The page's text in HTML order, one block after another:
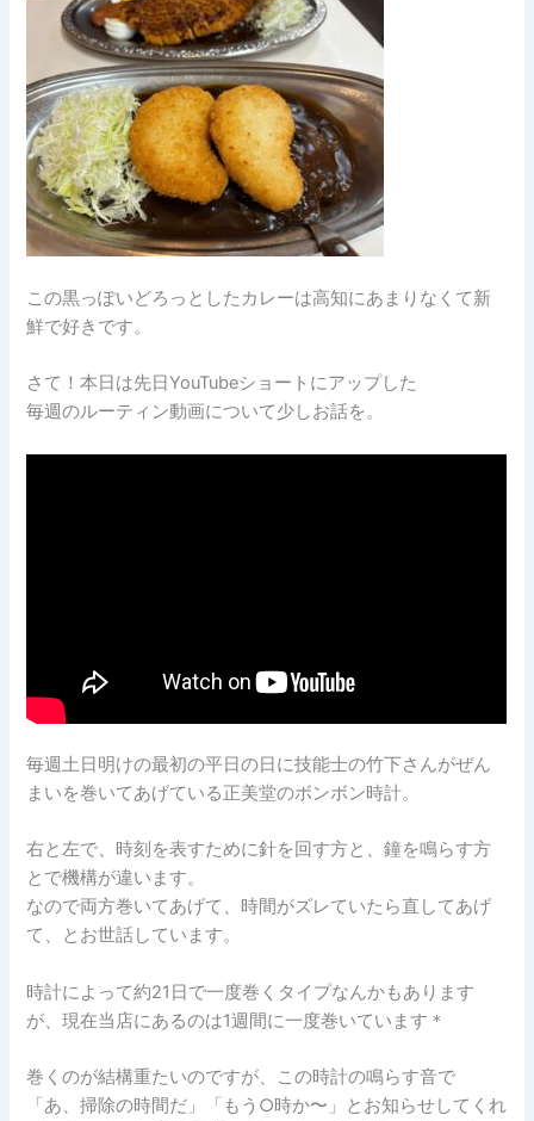
この黒っぽいどろっとしたカレーは高知にあまりなくて新
鮮で好きです。
さて！本日は先日YouTubeショートにアップした
毎週のルーティン動画について少しお話を。
毎週土日明けの最初の平日の日に技能士の竹下さんがぜん
まいを巻いてあげている正美堂のボンボン時計。
右と左で、時刻を表すために針を回す方と、鐘を鳴らす方
とで機構が違います。
なので両方巻いてあげて、時間がズレていたら直してあげ
て、とお世話しています。
時計によって約21日で一度巻くタイプなんかもあります
が、現在当店にあるのは1週間に一度巻いています＊
巻くのが結構重たいのですが、この時計の鳴らす音で
「あ、掃除の時間だ」「もう○時か〜」とお知らせしてくれ